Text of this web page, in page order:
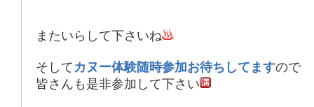
またいらして下さいね
そして カヌー体験随時参加お待ちしてますので
皆さんも是非参加して下さい